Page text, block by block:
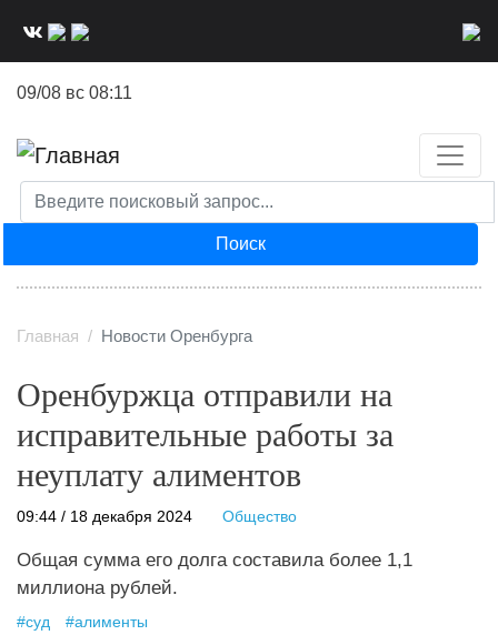
09/08 вс 08:11
Поиск
Главная Новости Оренбурга
Оренбуржца отправили на
исправительные работы за
неуплату алиментов
09:44 / 18 декабря 2024 Общество
Общая сумма его долга составила более 1,1
миллиона рублей.
#суд #алименты